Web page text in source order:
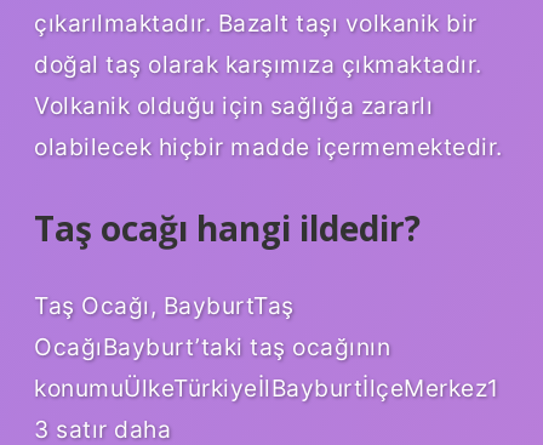
çıkarılmaktadır. Bazalt taşı volkanik bir
doğal taş olarak karşımıza çıkmaktadır.
Volkanik olduğu için sağlığa zararlı
olabilecek hiçbir madde içermemektedir.
Taş ocağı hangi ildedir?
Taş Ocağı, BayburtTaş
OcağıBayburt’taki taş ocağının
konumuÜlkeTürkiyeİlBayburtİlçeMerkez1
3 satır daha